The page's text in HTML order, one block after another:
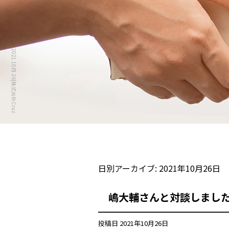
2021 10月 26|株式会社Cruz
日別アーカイブ: 2021年10月26日
嶋大輔さんと対談しまし
投稿日 2021年10月26日